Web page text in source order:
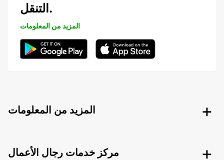
التنقل.
المزيد من المعلومات
المزيد من المعلومات
مركز خدمات رجال الأعمال